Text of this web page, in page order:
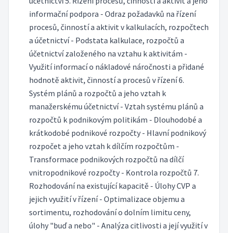
informační podpora - Odraz požadavků na řízení
procesů, činností a aktivit v kalkulacích, rozpočtech
a účetnictví - Podstata kalkulace, rozpočtů a
účetnictví založeného na vztahu k aktivitám -
Využití informací o nákladové náročnosti a přidané
hodnotě aktivit, činností a procesů v řízení 6.
Systém plánů a rozpočtů a jeho vztah k
manažerskému účetnictví - Vztah systému plánů a
rozpočtů k podnikovým politikám - Dlouhodobé a
krátkodobé podnikové rozpočty - Hlavní podnikový
rozpočet a jeho vztah k dílčím rozpočtům -
Transformace podnikových rozpočtů na dílčí
vnitropodnikové rozpočty - Kontrola rozpočtů 7.
Rozhodování na existující kapacitě - Úlohy CVP a
jejich využití v řízení - Optimalizace objemu a
sortimentu, rozhodování o dolním limitu ceny,
úlohy "buď a nebo" - Analýza citlivosti a její využití v